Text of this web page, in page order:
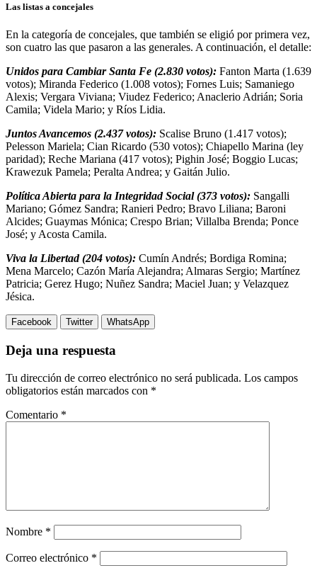
Las listas a concejales
En la categoría de concejales, que también se eligió por primera vez,
son cuatro las que pasaron a las generales. A continuación, el detalle:
Unidos para Cambiar Santa Fe (2.830 votos): Fanton Marta (1.639
votos); Miranda Federico (1.008 votos); Fornes Luis; Samaniego
Alexis; Vergara Viviana; Viudez Federico; Anaclerio Adrián; Soria
Camila; Videla Mario; y Ríos Lidia.
Juntos Avancemos (2.437 votos): Scalise Bruno (1.417 votos);
Pelesson Mariela; Cian Ricardo (530 votos); Chiapello Marina (ley
paridad); Reche Mariana (417 votos); Pighin José; Boggio Lucas;
Krawezuk Pamela; Peralta Andrea; y Gaitán Julio.
Política Abierta para la Integridad Social (373 votos): Sangalli
Mariano; Gómez Sandra; Ranieri Pedro; Bravo Liliana; Baroni
Alcides; Guaymas Mónica; Crespo Brian; Villalba Brenda; Ponce
José; y Acosta Camila.
Viva la Libertad (204 votos): Cumín Andrés; Bordiga Romina;
Mena Marcelo; Cazón María Alejandra; Almaras Sergio; Martínez
Patricia; Gerez Hugo; Nuñez Sandra; Maciel Juan; y Velazquez
Jésica.
Facebook Twitter WhatsApp
Deja una respuesta
Tu dirección de correo electrónico no será publicada. Los campos
obligatorios están marcados con *
Comentario *
Nombre *
Correo electrónico *